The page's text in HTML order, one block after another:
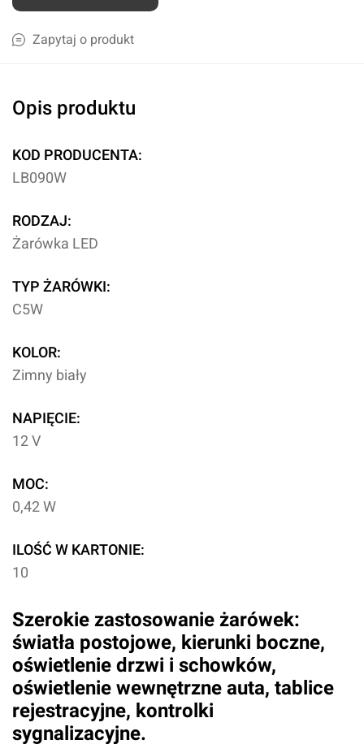
Zapytaj o produkt
Opis produktu
KOD PRODUCENTA:
LB090W
RODZAJ:
Żarówka LED
TYP ŻARÓWKI:
C5W
KOLOR:
Zimny biały
NAPIĘCIE:
12 V
MOC:
0,42 W
ILOŚĆ W KARTONIE:
10
Szerokie zastosowanie żarówek:
światła postojowe, kierunki boczne,
oświetlenie drzwi i schowków,
oświetlenie wewnętrzne auta, tablice
rejestracyjne, kontrolki
sygnalizacyjne.